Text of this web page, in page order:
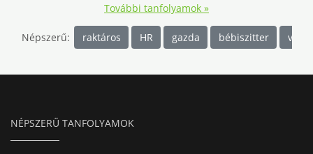
További tanfolyamok »
Népszerű: raktáros HR gazda bébiszitter
NÉPSZERŰ TANFOLYAMOK